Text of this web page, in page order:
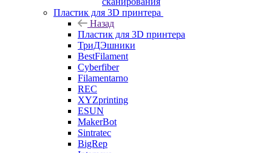
Пластик для 3D принтера
Назад
Пластик для 3D принтера
ТриДЭшники
BestFilament
Cyberfiber
Filamentarno
REC
XYZprinting
ESUN
MakerBot
Sintratec
BigRep